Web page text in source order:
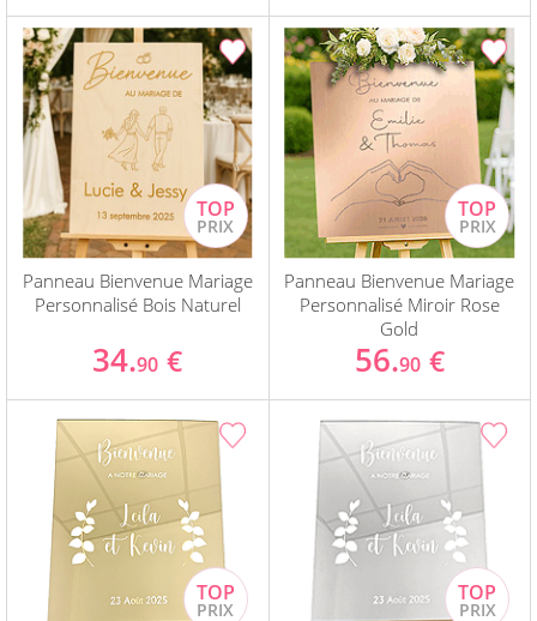
Panneau Bienvenue Mariage
Personnalisé Bois Naturel
34.90 €
Panneau Bienvenue Mariage
Personnalisé Miroir Rose
Gold
56.90 €